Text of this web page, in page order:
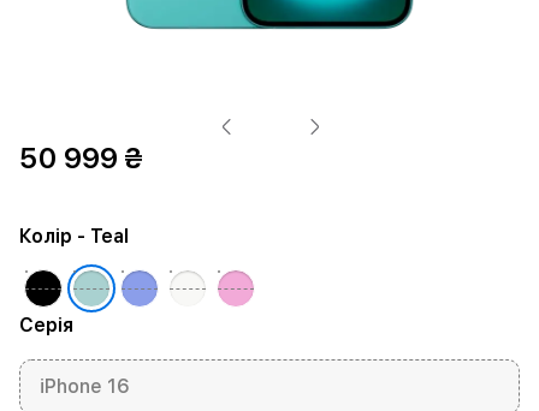
50 999 ₴
Серія
iPhone 16
Колір - Teal